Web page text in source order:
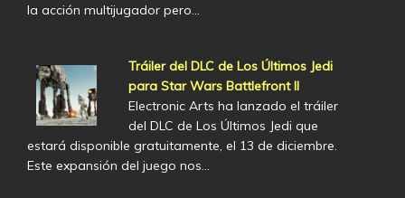
la acción multijugador pero…
Tráiler del DLC de Los Últimos Jedi
para Star Wars Battlefront II
Electronic Arts ha lanzado el tráiler
del DLC de Los Últimos Jedi que
estará disponible gratuitamente, el 13 de diciembre.
Este expansión del juego nos…